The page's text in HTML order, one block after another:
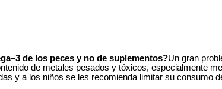
de los peces y no de suplementos?Un gran
de metales pesados y tóxicos, especialmente
y a los niños se les recomienda limitar su consumo